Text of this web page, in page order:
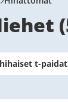
United
(
t-paidat